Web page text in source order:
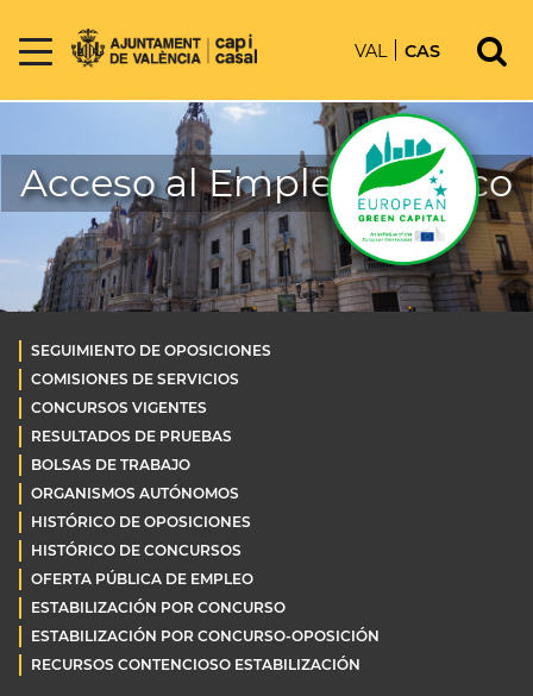
VAL CAS
Acceso al Empleo Público
SEGUIMIENTO DE OPOSICIONES
COMISIONES DE SERVICIOS
CONCURSOS VIGENTES
RESULTADOS DE PRUEBAS
BOLSAS DE TRABAJO
ORGANISMOS AUTÓNOMOS
HISTÓRICO DE OPOSICIONES
HISTÓRICO DE CONCURSOS
OFERTA PÚBLICA DE EMPLEO
ESTABILIZACIÓN POR CONCURSO
ESTABILIZACIÓN POR CONCURSO-OPOSICIÓN
RECURSOS CONTENCIOSO ESTABILIZACIÓN